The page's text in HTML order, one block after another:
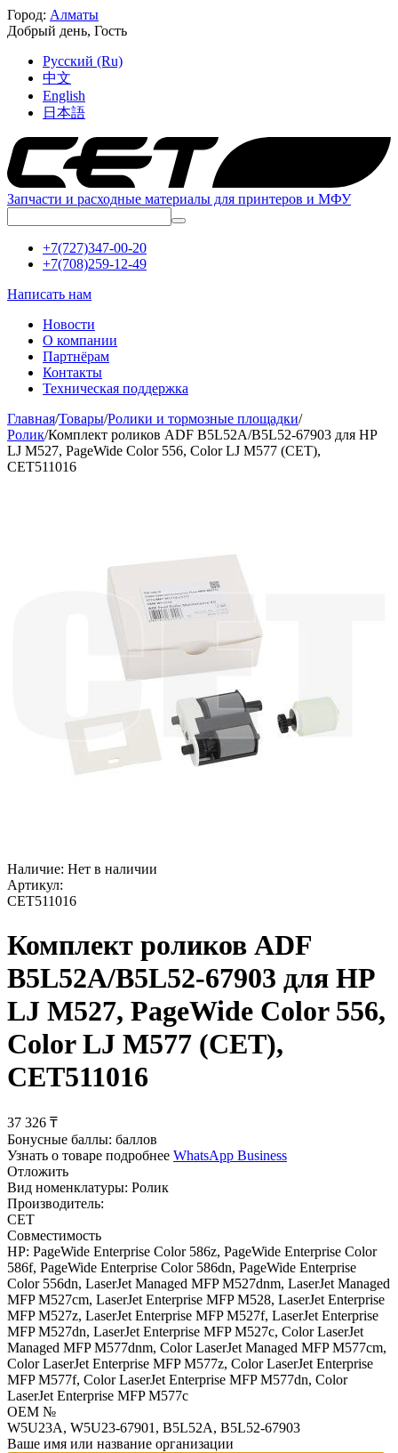
Город: Алматы
Добрый день, Гость
Русский (Ru)
中文
English
日本語
Запчасти и расходные материалы для принтеров и МФУ
+7(727)347-00-20
+7(708)259-12-49
Написать нам
Новости
О компании
Партнёрам
Контакты
Техническая поддержка
Главная/Товары/Ролики и тормозные площадки/
Ролик/Комплект роликов ADF B5L52A/B5L52-67903 для HP
LJ M527, PageWide Color 556, Color LJ M577 (CET),
CET511016
Наличие: Нет в наличии
Артикул:
CET511016
Комплект роликов ADF
B5L52A/B5L52-67903 для HP
LJ M527, PageWide Color 556,
Color LJ M577 (CET),
CET511016
37 326 ₸
Бонусные баллы: баллов
Узнать о товаре подробнее WhatsApp Business
Отложить
Вид номенклатуры: Ролик
Производитель:
CET
Совместимость
HP: PageWide Enterprise Color 586z, PageWide Enterprise Color
586f, PageWide Enterprise Color 586dn, PageWide Enterprise
Color 556dn, LaserJet Managed MFP M527dnm, LaserJet Managed
MFP M527cm, LaserJet Enterprise MFP M528, LaserJet Enterprise
MFP M527z, LaserJet Enterprise MFP M527f, LaserJet Enterprise
MFP M527dn, LaserJet Enterprise MFP M527c, Color LaserJet
Managed MFP M577dnm, Color LaserJet Managed MFP M577cm,
Color LaserJet Enterprise MFP M577z, Color LaserJet Enterprise
MFP M577f, Color LaserJet Enterprise MFP M577dn, Color
LaserJet Enterprise MFP M577c
OEM №
W5U23A, W5U23-67901, B5L52A, B5L52-67903
Ваше имя или название организации